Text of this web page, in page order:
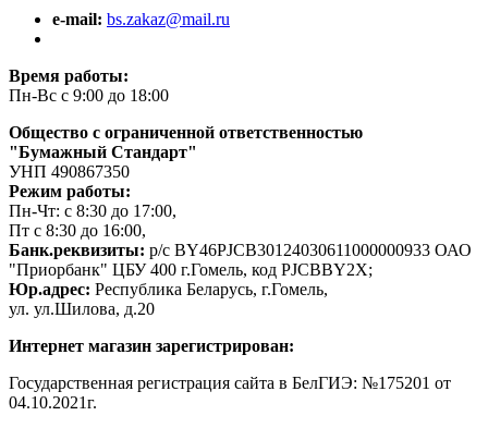
e-mail: bs.zakaz@mail.ru
Время работы:
Пн-Вс с 9:00 до 18:00
Общество с ограниченной ответственностью
"Бумажный Стандарт"
УНП 490867350
Режим работы:
Пн-Чт: с 8:30 до 17:00,
Пт с 8:30 до 16:00,
Банк.реквизиты: р/с BY46PJCB30124030611000000933 ОАО
"Приорбанк" ЦБУ 400 г.Гомель, код PJCBBY2X;
Юр.адрес: Республика Беларусь, г.Гомель,
ул. ул.Шилова, д.20
Интернет магазин зарегистрирован:
Государственная регистрация сайта в БелГИЭ: №175201 от
04.10.2021г.